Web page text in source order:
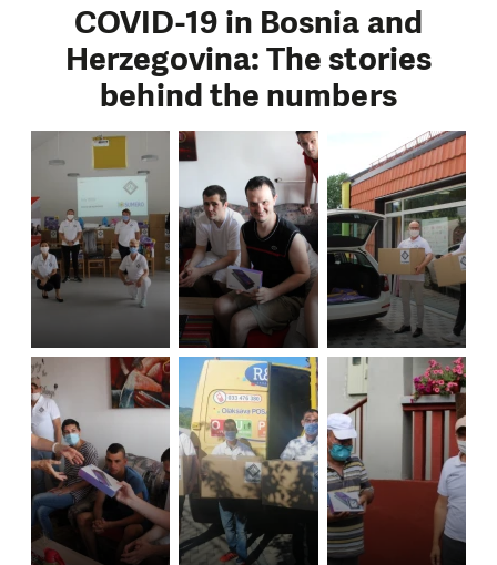
COVID-19 in Bosnia and
Herzegovina: The stories
behind the numbers